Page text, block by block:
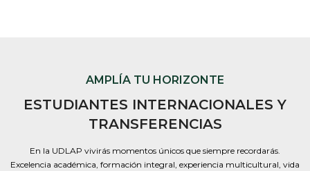
AMPLÍA TU HORIZONTE
ESTUDIANTES INTERNACIONALES Y
TRANSFERENCIAS
En la UDLAP vivirás momentos únicos que siempre recordarás.
Excelencia académica, formación integral, experiencia multicultural, vida